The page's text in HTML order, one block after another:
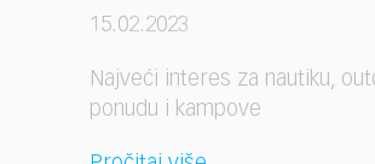
15.02.2023
Najveći interes za nautiku,
ponudu i kampove